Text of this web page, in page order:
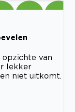
van
lekker
niet uitkomt.